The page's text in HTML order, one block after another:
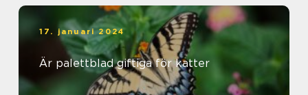
17. januari 2024
Är palettblad giftiga för katter